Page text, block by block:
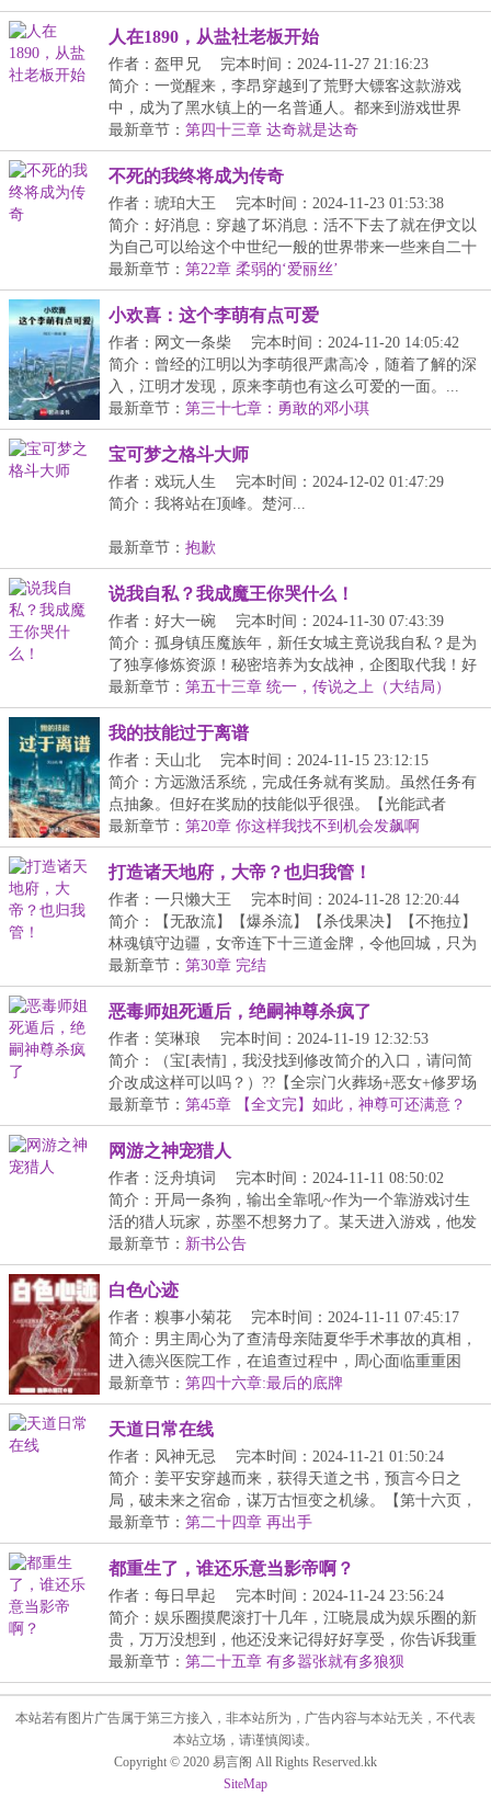
人在1890，从盐社老板开始
作者：盔甲兄
完本时间：2024-11-27 21:16:23
简介：一觉醒来，李昂穿越到了荒野大镖客这款游戏
中，成为了黑水镇上的一名普通人。都来到游戏世界
了，自...
最新章节： 第四十三章 达奇就是达奇
不死的我终将成为传奇
作者：琥珀大王
完本时间：2024-11-23 01:53:38
简介：好消息：穿越了坏消息：活不下去了就在伊文以
为自己可以给这个中世纪一般的世界带来一些来自二十
一...
最新章节： 第22章 柔弱的‘爱丽丝’
小欢喜：这个李萌有点可爱
作者：网文一条柴
完本时间：2024-11-20 14:05:42
简介：曾经的江明以为李萌很严肃高冷，随着了解的深
入，江明才发现，原来李萌也有这么可爱的一面。...
最新章节： 第三十七章：勇敢的邓小琪
宝可梦之格斗大师
作者：戏玩人生
完本时间：2024-12-02 01:47:29
简介：我将站在顶峰。楚河...
最新章节： 抱歉
说我自私？我成魔王你哭什么！
作者：好大一碗
完本时间：2024-11-30 07:43:39
简介：孤身镇压魔族年，新任女城主竟说我自私？是为
了独享修炼资源！秘密培养为女战神，企图取代我！好
好...
最新章节： 第五十三章 统一，传说之上（大结局）
我的技能过于离谱
作者：天山北
完本时间：2024-11-15 23:12:15
简介：方远激活系统，完成任务就有奖励。虽然任务有
点抽象。但好在奖励的技能似乎很强。【光能武者
LV】：...
最新章节： 第20章 你这样我找不到机会发飙啊
打造诸天地府，大帝？也归我管！
作者：一只懒大王
完本时间：2024-11-28 12:20:44
简介：【无敌流】【爆杀流】【杀伐果决】【不拖拉】
林魂镇守边疆，女帝连下十三道金牌，令他回城，只为
用...
最新章节： 第30章 完结
恶毒师姐死遁后，绝嗣神尊杀疯了
作者：笑琳琅
完本时间：2024-11-19 12:32:53
简介：（宝[表情]，我没找到修改简介的入口，请问简
介改成这样可以吗？）??【全宗门火葬场+恶女+修罗场
+...
最新章节： 第45章 【全文完】如此，神尊可还满意？
网游之神宠猎人
作者：泛舟填词
完本时间：2024-11-11 08:50:02
简介：开局一条狗，输出全靠吼~作为一个靠游戏讨生
活的猎人玩家，苏墨不想努力了。某天进入游戏，他发
现...
最新章节： 新书公告
白色心迹
作者：糗事小菊花
完本时间：2024-11-11 07:45:17
简介：男主周心为了查清母亲陆夏华手术事故的真相，
进入德兴医院工作，在追查过程中，周心面临重重困
境，...
最新章节： 第四十六章:最后的底牌
天道日常在线
作者：风神无忌
完本时间：2024-11-21 01:50:24
简介：姜平安穿越而来，获得天道之书，预言今日之
局，破未来之宿命，谋万古恒变之机缘。【第十六页，
人间...
最新章节： 第二十四章 再出手
都重生了，谁还乐意当影帝啊？
作者：每日早起
完本时间：2024-11-24 23:56:24
简介：娱乐圈摸爬滚打十几年，江晓晨成为娱乐圈的新
贵，万万没想到，他还没来记得好好享受，你告诉我重
生...
最新章节： 第二十五章 有多嚣张就有多狼狈
本站若有图片广告属于第三方接入，非本站所为，广告内容与本站无关，不代表
本站立场，请谨慎阅读。
Copyright © 2020 易言阁 All Rights Reserved.kk
SiteMap